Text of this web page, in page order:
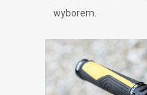
wyborem.